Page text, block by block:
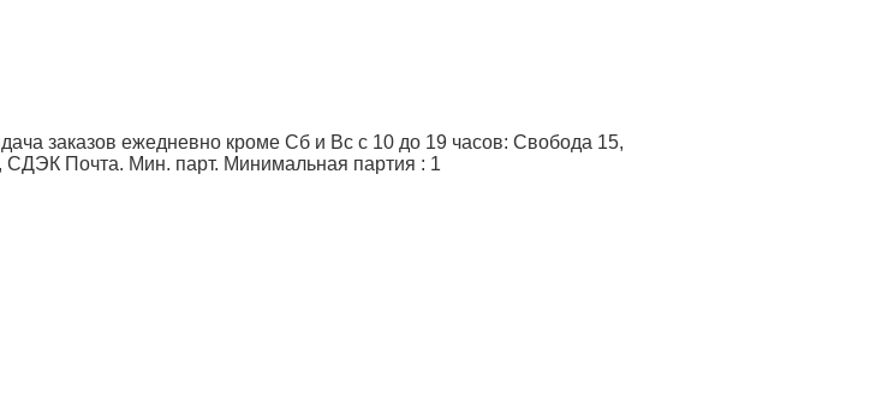
заказов ежедневно кроме Сб и Вс с 10 до 19 часов: Свобода 15,
СДЭК Почта. Мин. парт. Минимальная партия : 1